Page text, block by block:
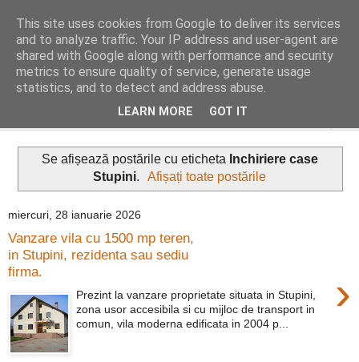
Distinct Imobiliare
Adrian Cocis 0742 129 909 ; Vasile Baciu 0768 440 185
Se afișează postările cu eticheta Inchiriere case
Stupini. Afișați toate postările
miercuri, 28 ianuarie 2026
Vanzare vila cu 1500 mp teren,
in Stupini, rezidenta sau sediu
firma.
›
Prezint la vanzare proprietate situata in Stupini,
zona usor accesibila si cu mijloc de transport in
comun, vila moderna edificata in 2004 p...
This site uses cookies from Google to deliver its services
and to analyze traffic. Your IP address and user-agent are
shared with Google along with performance and security
metrics to ensure quality of service, generate usage
statistics, and to detect and address abuse.
LEARN MORE GOT IT